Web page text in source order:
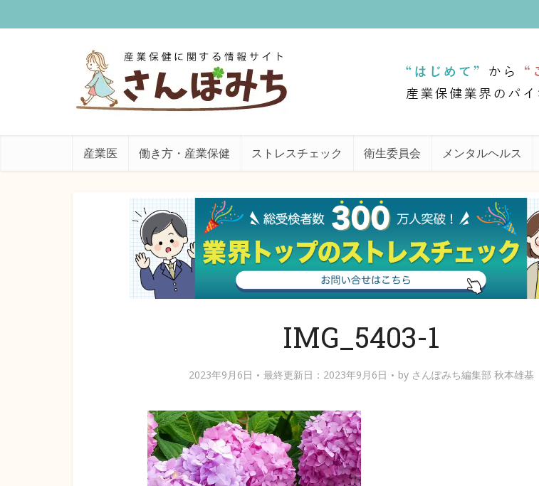
産業医 働き方・産業保健 ストレスチェック 衛生委員会 メンタルヘルス
IMG_5403-1
2023年9月6日 最終更新日：2023年9月6日 by さんぽみち編集部 秋本雄基